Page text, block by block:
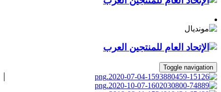
Toggle navigation